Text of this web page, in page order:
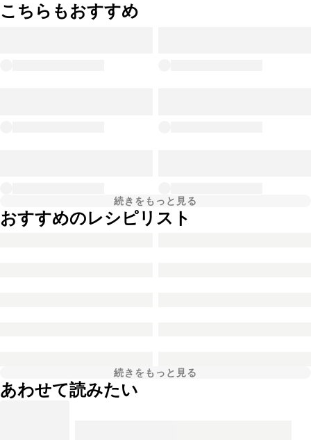
こちらもおすすめ
続きをもっと見る
おすすめのレシピリスト
続きをもっと見る
あわせて読みたい